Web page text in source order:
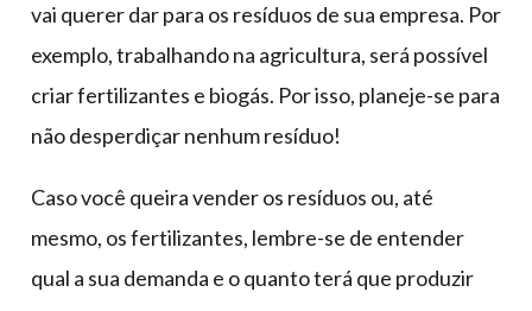
vai querer dar para os resíduos de sua empresa. Por
exemplo, trabalhando na agricultura, será possível
criar fertilizantes e biogás. Por isso, planeje-se para
não desperdiçar nenhum resíduo!
Caso você queira vender os resíduos ou, até
mesmo, os fertilizantes, lembre-se de entender
qual a sua demanda e o quanto terá que produzir